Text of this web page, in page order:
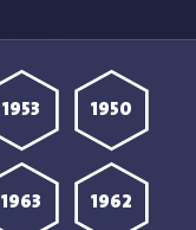
1950
1953
1962
1963